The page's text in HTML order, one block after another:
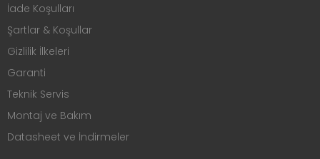
İade Koşulları
Şartlar & Koşullar
Gizlilik İlkeleri
Garanti
Teknik Servis
Montaj ve Bakım
Datasheet ve İndirmeler